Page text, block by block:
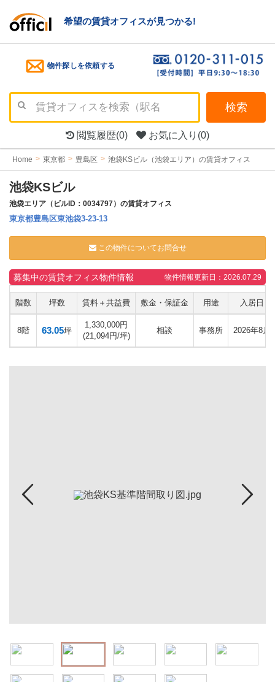
希望の賃貸オフィスが見つかる!
物件探しを依頼する
検索
閲覧履歴(0) お気に入り (0)
Home 東京都 豊島区 池袋KSビル（池袋エリア）の賃貸オフィス
池袋KSビル
池袋エリア（ビルID：0034797）の賃貸オフィス
東京都豊島区東池袋3-23-13
この物件についてお問合せ
募集中の賃貸オフィス物件情報 物件情報更新日：2026.07.29
階数 坪数 賃料＋共益費 敷金・保証金 用途 入居日
8階 63.05坪
1,330,000円
(21,094円/坪)
相談 事務所 2026年8月